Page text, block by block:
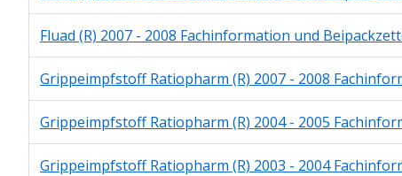
Fluad (R) 2007 - 2008 Fachinformation und
Grippeimpfstoff Ratiopharm (R) 2007 - 2008
Grippeimpfstoff Ratiopharm (R) 2004 - 2005
Grippeimpfstoff Ratiopharm (R) 2003 - 2004